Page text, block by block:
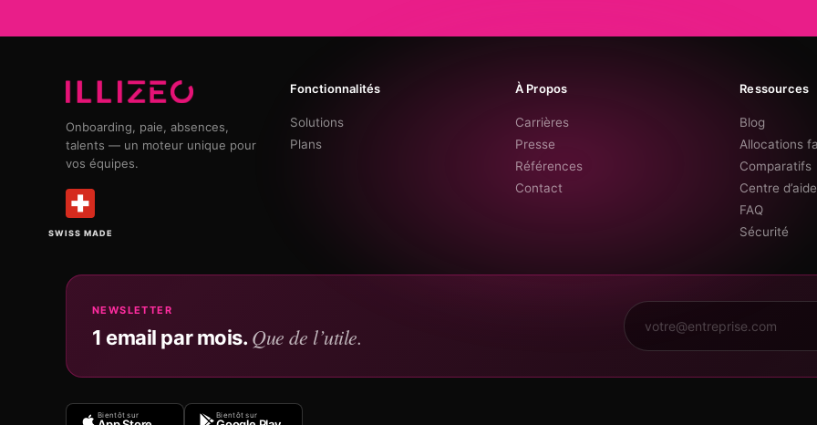
Onboarding, paie, absences,
talents — un moteur unique pour
vos équipes.
SWISS MADE
Fonctionnalités
Solutions
Plans
À Propos
Carrières
Presse
Références
Contact
Ressources
Blog
Allocations
Comparatifs
Centre d’aide
FAQ
Sécurité
NEWSLETTER
1 email par mois. Que de l’utile.
Bientôt sur Bientôt sur